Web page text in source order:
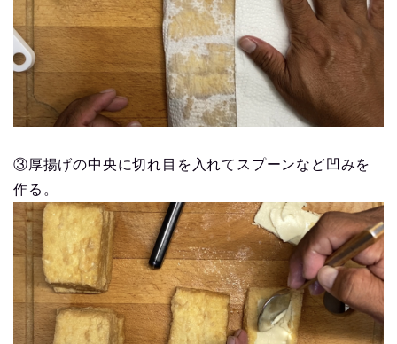
③厚揚げの中央に切れ目を入れてスプーンなど凹みを
作る。